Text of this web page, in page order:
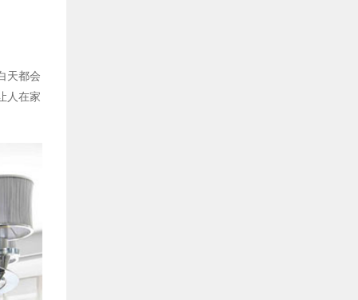
天都会
人在家